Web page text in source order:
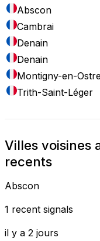
Abscon
Cambrai
Denain
Denain
Montigny-en-
Trith-Saint-Léger
Villes voisines
recents
Abscon
1 recent signals
il y a 2 jours